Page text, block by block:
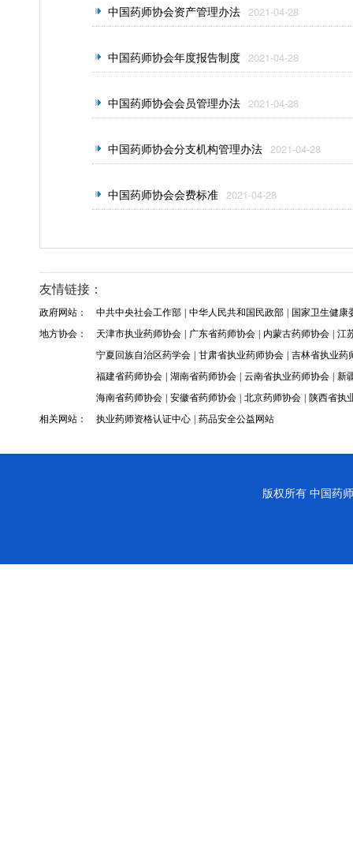
中国药师协会资产管理办法 2021-04-28
中国药师协会年度报告制度 2021-04-28
中国药师协会会员管理办法 2021-04-28
中国药师协会分支机构管理办法 2021-04-28
中国药师协会会费标准 2021-04-28
友情链接：
政府网站： 中共中央社会工作部 中华人民共和国民政部
国家卫生健康
地方协会：
天津市执业药师协会 广东省药师协会 内蒙古药师协会
江
宁夏回族自治区药学会
甘肃省执业药师协会
吉林省执业药
福建省药师协会
湖南省药师协会 云南省执业药师协会
新
海南省药师协会
安徽省药师协会 北京药师协会
陕西省执
相关网站：
执业药师资格认证中心 药品安全公益网站
版权所有 中国药